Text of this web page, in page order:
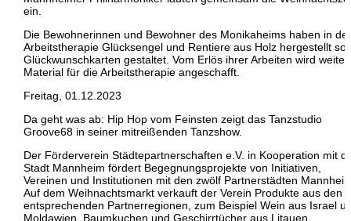
ein.
Die Bewohnerinnen und Bewohner des Monikaheims haben in der
Arbeitstherapie Glücks­engel und Rentiere aus Holz hergestellt
Glückwunschkarten gestaltet. Vom Erlös ihrer Arbeiten wird
Material für die Arbeitstherapie angeschafft.
Freitag, 01.12.2023
Da geht was ab: Hip Hop vom Feinsten zeigt das Tanzstudio
Groove68 in seiner mitreißenden Tanzshow.
Der Förderverein Städtepartnerschaften e.V. in Kooperation mit
Stadt Mannheim fördert Begegnungsprojekte von Initiativen,
Vereinen und Institutionen mit den zwölf Partnerstädten
Auf dem Weihnachtsmarkt verkauft der Verein Produkte aus den
entsprechenden Partnerregionen, zum Beispiel Wein aus Israel
Moldawien, Baumkuchen und Geschirrtücher aus Litauen,